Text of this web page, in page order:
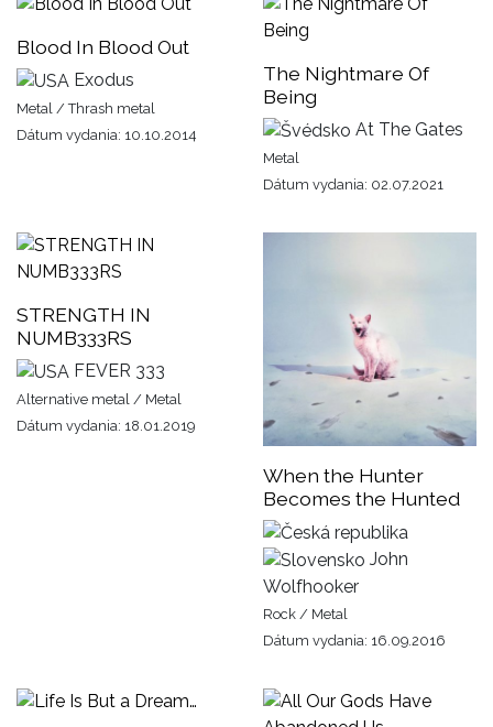
Blood In Blood Out
Exodus
Metal / Thrash metal
Dátum vydania: 10.10.2014
The Nightmare Of
Being
At The Gates
Metal
Dátum vydania: 02.07.2021
STRENGTH IN
NUMB333RS
FEVER 333
Alternative metal / Metal
Dátum vydania: 18.01.2019
When the Hunter
Becomes the Hunted
John
Wolfhooker
Rock / Metal
Dátum vydania: 16.09.2016